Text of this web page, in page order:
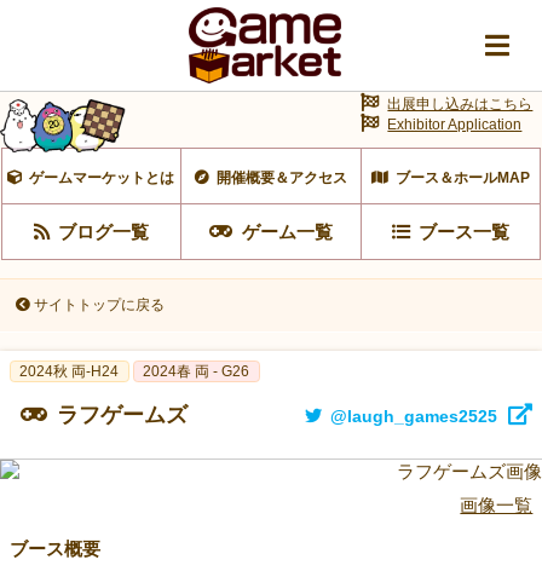
ゲームマーケットとは 開催概要＆アクセス ブース＆ホールMAP
ブログ一覧 ゲーム一覧 ブース一覧
出展申し込みはこちら
Exhibitor Application
サイトトップに戻る
2024秋 両-H24 2024春 両 - G26
ラフゲームズ @laugh_games2525
画像一覧
ブース概要